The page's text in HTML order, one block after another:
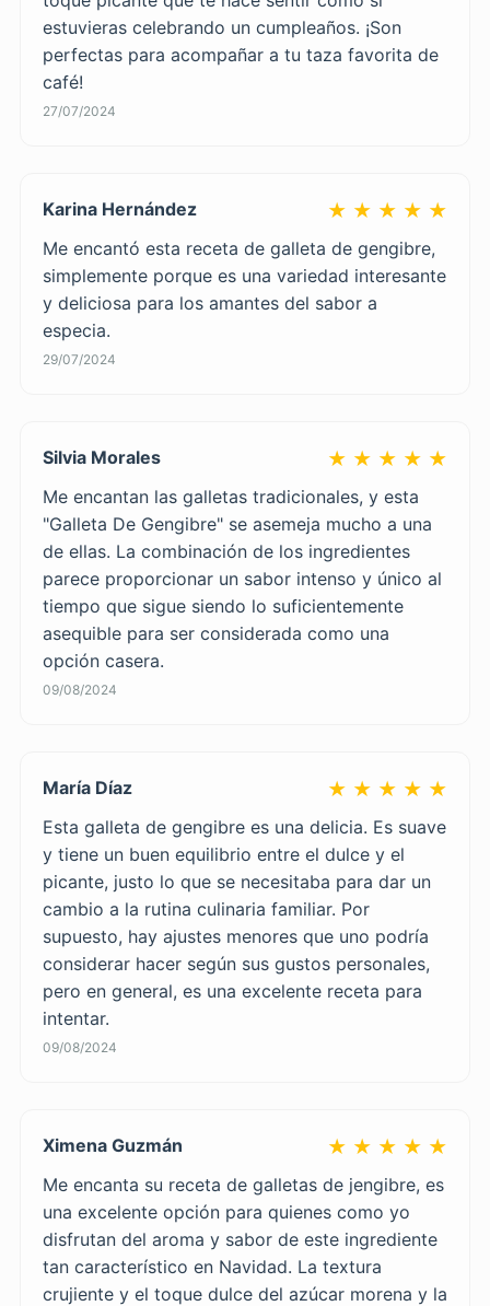
estuvieras celebrando un cumpleaños. ¡Son
perfectas para acompañar a tu taza favorita de
café!
27/07/2024
Karina Hernández ★ ★ ★ ★ ★
Me encantó esta receta de galleta de gengibre,
simplemente porque es una variedad interesante
y deliciosa para los amantes del sabor a
especia.
29/07/2024
Silvia Morales ★ ★ ★ ★ ★
Me encantan las galletas tradicionales, y esta
"Galleta De Gengibre" se asemeja mucho a una
de ellas. La combinación de los ingredientes
parece proporcionar un sabor intenso y único al
tiempo que sigue siendo lo suficientemente
asequible para ser considerada como una
opción casera.
09/08/2024
María Díaz ★ ★ ★ ★ ★
Esta galleta de gengibre es una delicia. Es suave
y tiene un buen equilibrio entre el dulce y el
picante, justo lo que se necesitaba para dar un
cambio a la rutina culinaria familiar. Por
supuesto, hay ajustes menores que uno podría
considerar hacer según sus gustos personales,
pero en general, es una excelente receta para
intentar.
09/08/2024
Ximena Guzmán ★ ★ ★ ★ ★
Me encanta su receta de galletas de jengibre, es
una excelente opción para quienes como yo
disfrutan del aroma y sabor de este ingrediente
tan característico en Navidad. La textura
crujiente y el toque dulce del azúcar morena y la